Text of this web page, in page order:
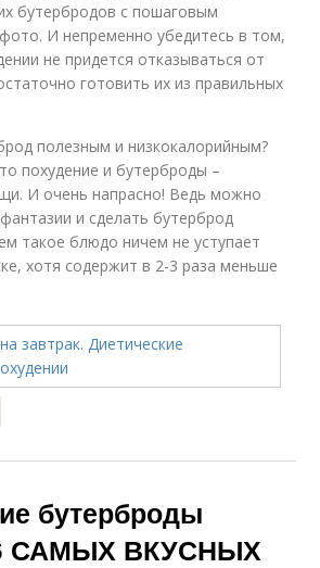
бутербродов с пошаговым
И непременно убедитесь в том,
не придется отказываться от
готовить их из правильных
полезным и низкокалорийным?
похудение и бутерброды –
И очень напрасно! Ведь можно
и сделать бутерброд
такое блюдо ничем не уступает
хотя содержит в 2-3 раза меньше
бутерброды
САМЫХ ВКУСНЫХ